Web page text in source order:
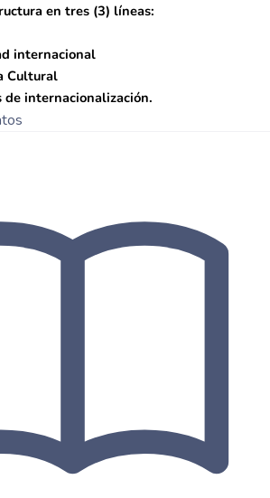
en tres (3) líneas:
internacional
Cultural
de internacionalización.